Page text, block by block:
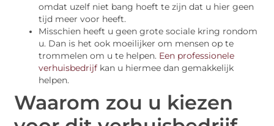
omdat uzelf niet bang hoeft te zijn dat u hier geen
tijd meer voor heeft.
Misschien heeft u geen grote sociale kring rondom
u. Dan is het ook moeilijker om mensen op te
trommelen om u te helpen. Een professionele
verhuisbedrijf kan u hiermee dan gemakkelijk
helpen.
Waarom zou u kiezen